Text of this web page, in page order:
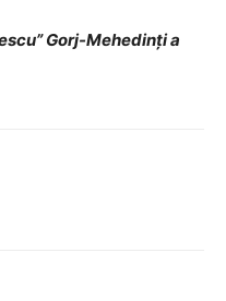
Gorj-Mehedinți a